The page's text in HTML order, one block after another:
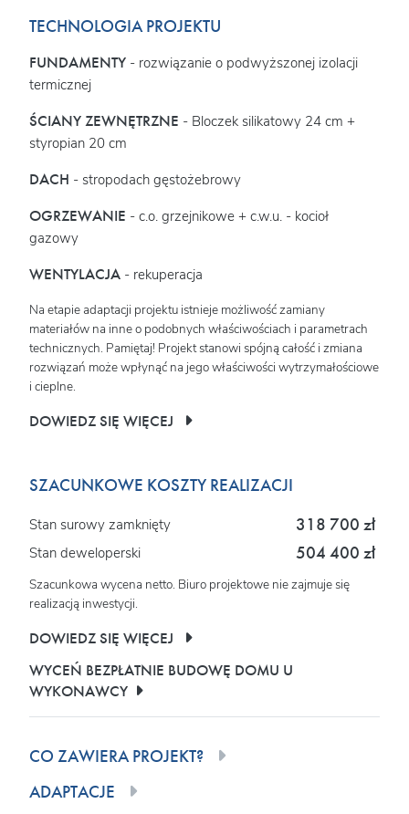
TECHNOLOGIA PROJEKTU
FUNDAMENTY - rozwiązanie o podwyższonej izolacji
termicznej
ŚCIANY ZEWNĘTRZNE - Bloczek silikatowy 24 cm +
styropian 20 cm
DACH - stropodach gęstożebrowy
OGRZEWANIE - c.o. grzejnikowe + c.w.u. - kocioł
gazowy
WENTYLACJA - rekuperacja
Na etapie adaptacji projektu istnieje możliwość zamiany
materiałów na inne o podobnych właściwościach i parametrach
technicznych. Pamiętaj! Projekt stanowi spójną całość i zmiana
rozwiązań może wpłynąć na jego właściwości wytrzymałościowe
i cieplne.
DOWIEDZ SIĘ WIĘCEJ
SZACUNKOWE KOSZTY REALIZACJI
Stan surowy zamknięty 318 700 zł
Stan deweloperski 504 400 zł
Szacunkowa wycena netto. Biuro projektowe nie zajmuje się
realizacją inwestycji.
DOWIEDZ SIĘ WIĘCEJ
WYCEŃ BEZPŁATNIE BUDOWĘ DOMU U
WYKONAWCY
CO ZAWIERA PROJEKT?
ADAPTACJE